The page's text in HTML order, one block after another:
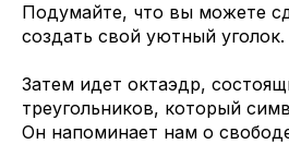
Подумайте, что вы можете
создать свой уютный уголок.
Затем идет октаэдр,
треугольников, который
Он напоминает нам о